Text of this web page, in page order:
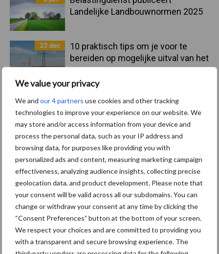
We value your privacy
We and our 4 partners use cookies and other tracking
technologies to improve your experience on our website. We
may store and/or access information from your device and
process the personal data, such as your IP address and
browsing data, for purposes like providing you with
personalized ads and content, measuring marketing campaign
effectiveness, analyzing audience insights, collecting precise
geolocation data, and product development. Please note that
your consent will be valid across all our subdomains. You can
change or withdraw your consent at any time by clicking the
“Consent Preferences” button at the bottom of your screen.
We respect your choices and are committed to providing you
with a transparent and secure browsing experience. The
Landelijke Landbouwnormen 2025
23 dec
10 praktisch tips om je voor te
bereiden op mogelijke uitval van het
stroomnet
EU-pluimveesector groeit door,
maar tempo vlakt af
22 dec
Kwaliteit als wapen tegen
internationale handelsdruk in de
veeteeltsector
22 dec
BoerenPerspectief en Erfcoaching
Overijssel: ondersteuning bij grote
keuzes